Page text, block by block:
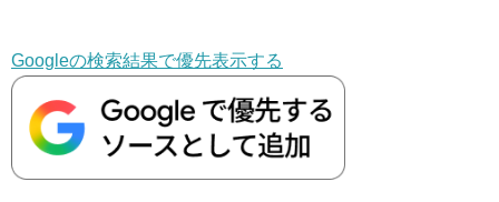
Googleの検索結果で優先表示する